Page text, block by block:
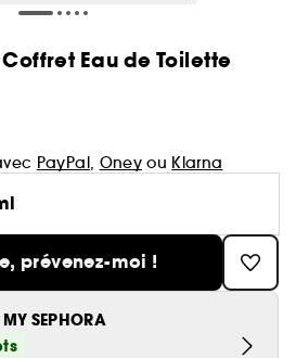
Eau de Toilette
PayPal, Oneyou Klarna
prévenez-moi !
SEPHORA